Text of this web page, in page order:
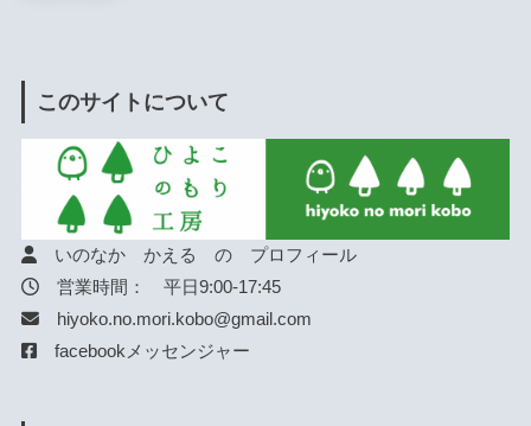
このサイトについて
いのなか かえる の プロフィール
営業時間： 平日9:00-17:45
hiyoko.no.mori.kobo@gmail.com
facebookメッセンジャー